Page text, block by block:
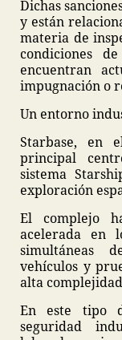
Dichas
y están
materia de
condiciones
encuentran
impugnación o
Un entorno
Starbase, en
principal
sistema
exploración
El complejo
acelerada en
simultáneas
vehículos y
alta
En este tipo
seguridad